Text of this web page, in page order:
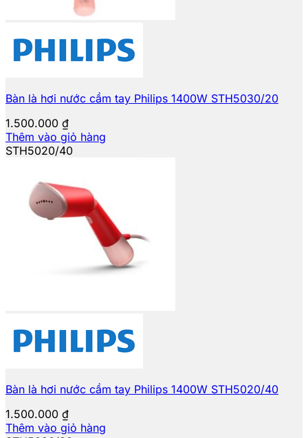
Bàn là hơi nước cầm tay Philips 1400W STH5030/20
1.500.000 ₫
Thêm vào giỏ hàng
STH5020/40
Bàn là hơi nước cầm tay Philips 1400W STH5020/40
1.500.000 ₫
Thêm vào giỏ hàng